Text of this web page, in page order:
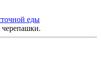
еды
черепашки.